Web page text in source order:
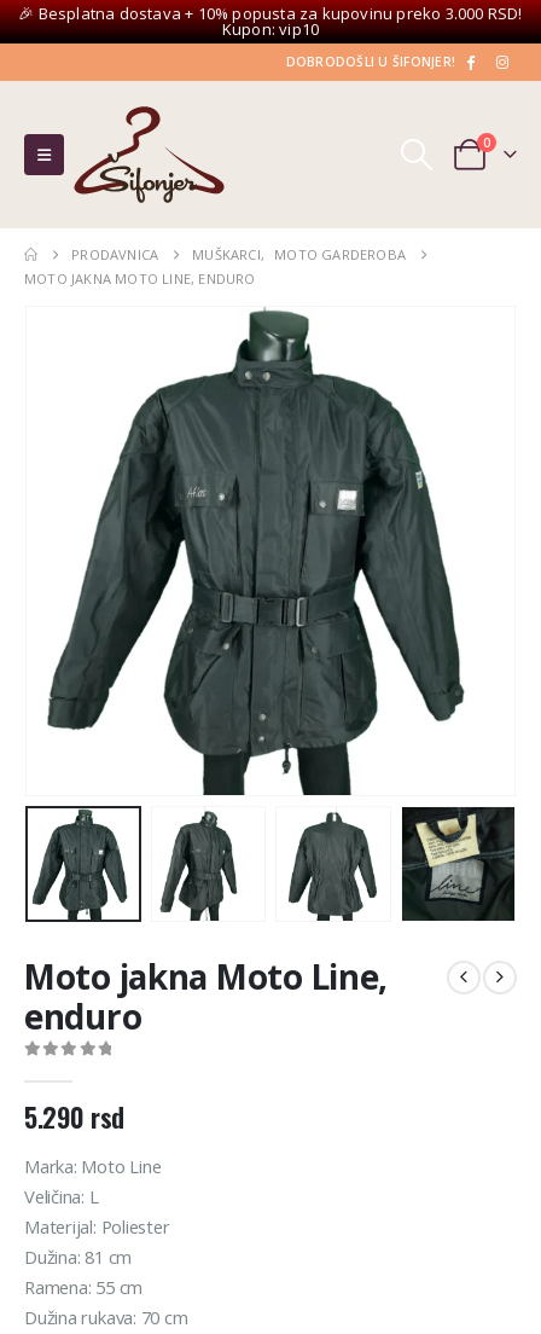
🎉 Besplatna dostava + 10% popusta za kupovinu preko 3.000 RSD!
Kupon: vip10
DOBRODOŠLI U ŠIFONJER!
0
PRODAVNICA MUŠKARCI,
MOTO GARDEROBA
MOTO JAKNA MOTO LINE, ENDURO
Moto jakna Moto Line,
enduro
5.290 rsd
Marka: Moto Line
Veličina: L
Materijal: Poliester
Dužina: 81 cm
Ramena: 55 cm
Dužina rukava: 70 cm